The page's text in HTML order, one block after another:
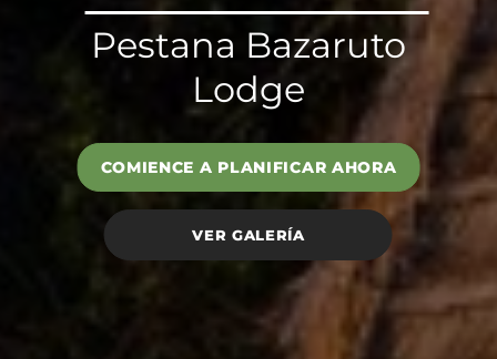
Pestana Bazaruto
Lodge
COMIENCE A PLANIFICAR AHORA
VER GALERÍA